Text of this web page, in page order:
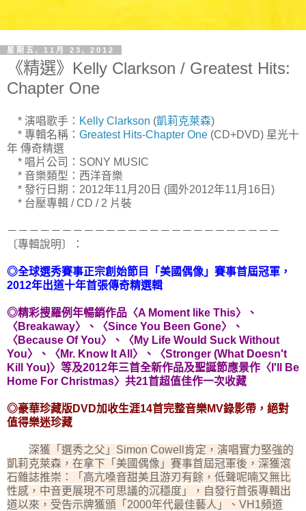
星期五, 11月 23, 2012
《精選》Kelly Clarkson / Greatest Hits:
Chapter One
* 演唱歌手： Kelly Clarkson (凱莉克萊森)
* 專輯名稱： Greatest Hits-Chapter One (CD+DVD) 星光十
年 傳奇精選
* 唱片公司：SONY MUSIC
* 音樂類型：西洋音樂
* 發行日期：2012年11月20日 (國外2012年11月16日)
* 台壓專輯 / CD / 2 片裝
－－－－－－－－－－－－－－－－－－－－－－－－－
〔專輯說明〕：
◎全球選秀賽事正宗創始節目「美國偶像」賽事首屆冠軍，
2012年出道十年首張傳奇精選輯
◎精彩搜羅例年暢銷作品〈A Moment like This〉、
〈Breakaway〉、〈Since You Been Gone〉、
〈Because Of You〉、〈My Life Would Suck Without
You〉、〈Mr. Know It All〉、〈Stronger (What Doesn't
Kill You)〉等及2012年三首全新作品及聖誕節應景作〈I'll Be
Home For Christmas〉共21首超值佳作一次收藏
◎豪華珍藏版DVD加收生涯14首完整音樂MV錄影帶，絕對
值得樂迷珍藏
深獲「選秀之父」Simon Cowell肯定，演唱實力堅強的
凱莉克萊森，在拿下「美國偶像」賽事首屆冠軍後，深獲滾
石雜誌推崇：「高亢嗓音甜美且游刃有餘，低聲呢喃又無比
性感，中音更展現不可思議的沉穩度」，自發行首張專輯出
道以來，受告示牌獲頒「2000年代最佳藝人」、VH1頻道